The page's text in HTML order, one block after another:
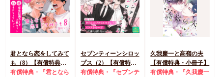
君となら恋をしてみて
も（8）【有償特典・
学生証風カード2枚セ
有償特典・『君となら
セブンティーンシロッ
プス（2）【有償特
典・ダイカットアクリ
有償特典・『セブンテ
久我慶一と高嶺の夫
【有償特典・小冊子】
有償特典・『久我慶一